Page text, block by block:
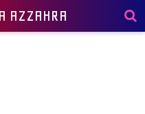
AZZAHRA